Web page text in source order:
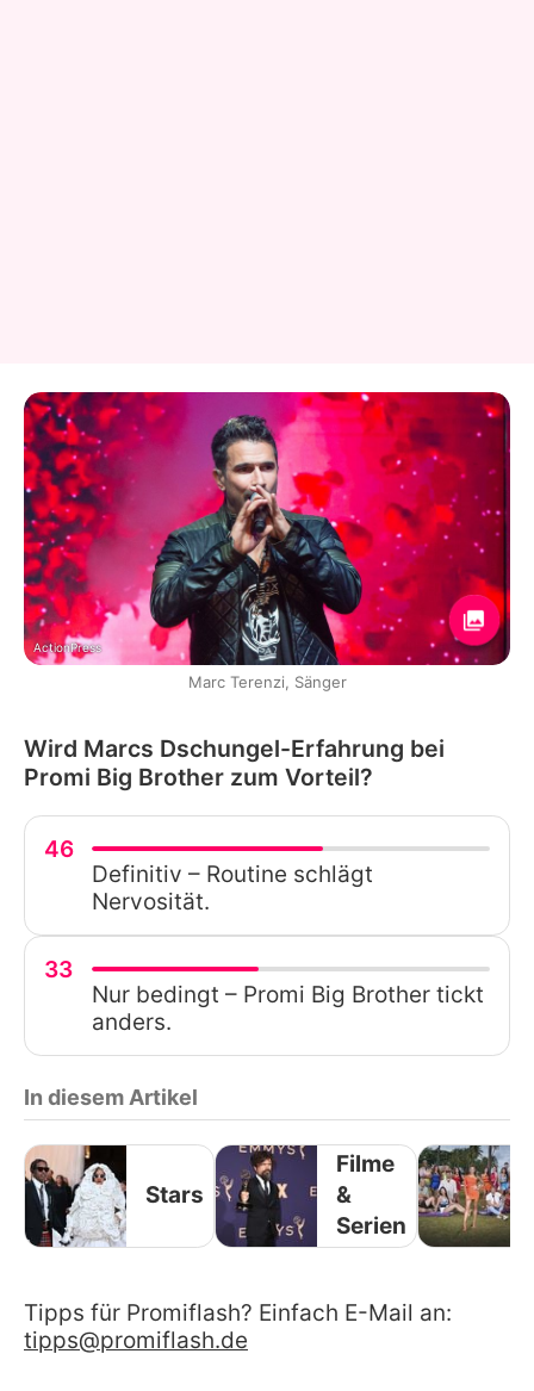
ActionPress
Marc Terenzi, Sänger
Wird Marcs Dschungel-Erfahrung bei
Promi Big Brother zum Vorteil?
46
Definitiv – Routine schlägt
Nervosität.
33
Nur bedingt – Promi Big Brother tickt
anders.
In diesem Artikel
Stars
Filme
&
Serien
Tipps für Promiflash? Einfach E-Mail an:
tipps@promiflash.de